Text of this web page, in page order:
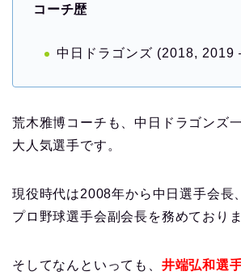
コ ーチ歴
中日ドラゴンズ (2018, 2019
荒木雅博コーチも、中日ドラゴンズ
大人気選手です。
現役時代は2008年から中日選手会長
プロ野球選手会副会長を務めておりま
そしてなんといっても、 井端弘和選